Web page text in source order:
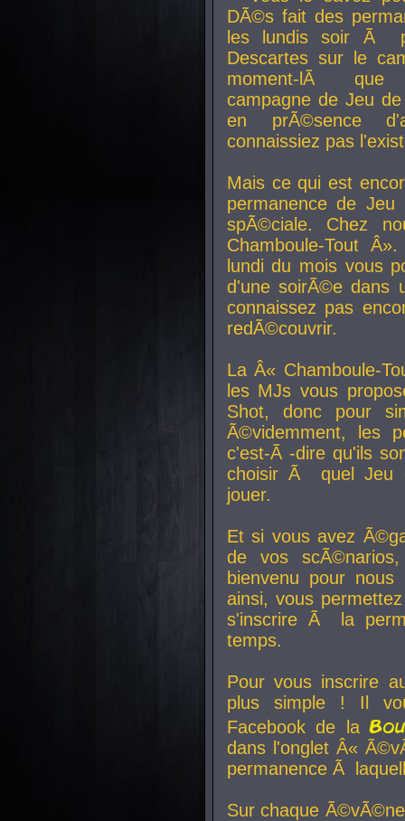
DÃ©s fait des
les lundis soir Ã
Descartes sur le
moment-lÃ que
campagne de Jeu
en prÃ©sence
connaissiez pas
Mais ce qui est
permanence de
spÃ©ciale. Chez
Chamboule-Tout
lundi du mois vous
d'une soirÃ©e dans
connaissez pas
redÃ©couvrir.
La Â« Chamboule-
les MJs vous
Shot, donc pour
Ã©videmment, les
c'est-Ã -dire qu'ils
choisir Ã quel Jeu
jouer.
Et si vous avez
de vos
bienvenu pour
ainsi, vous
s'inscrire Ã la
temps.
Pour vous inscrire
plus simple ! Il
Facebook de la
dans l'onglet Â«
permanence Ã
Sur chaque